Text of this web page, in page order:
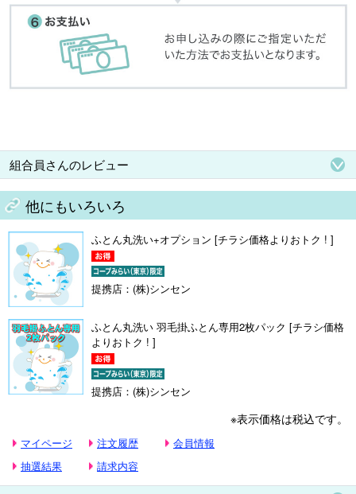
組合員さんのレビュー
他にもいろいろ
ふとん丸洗い+オプション [チラシ価格よりおトク ! ]
提携店：(株)シンセン
ふとん丸洗い 羽毛掛ふとん専用2枚パック [チラシ価格
よりおトク ! ]
提携店：(株)シンセン
※表示価格は税込です。
マイページ 注文履歴
会員情報
抽選結果
請求内容